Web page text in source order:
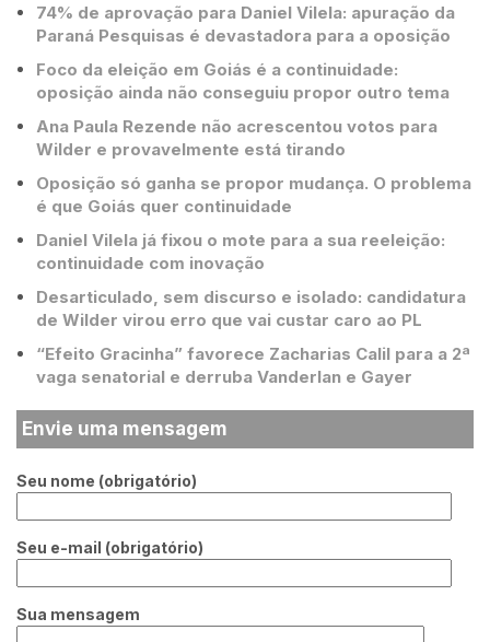
74% de aprovação para Daniel Vilela: apuração da
Paraná Pesquisas é devastadora para a oposição
Foco da eleição em Goiás é a continuidade:
oposição ainda não conseguiu propor outro tema
Ana Paula Rezende não acrescentou votos para
Wilder e provavelmente está tirando
Oposição só ganha se propor mudança. O problema
é que Goiás quer continuidade
Daniel Vilela já fixou o mote para a sua reeleição:
continuidade com inovação
Desarticulado, sem discurso e isolado: candidatura
de Wilder virou erro que vai custar caro ao PL
“Efeito Gracinha” favorece Zacharias Calil para a 2ª
vaga senatorial e derruba Vanderlan e Gayer
Envie uma mensagem
Seu nome (obrigatório)
Seu e-mail (obrigatório)
Sua mensagem